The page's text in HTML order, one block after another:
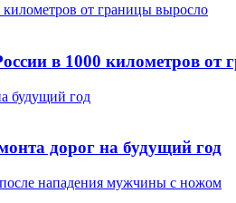
от границы выросло
в 1000 километров от
будущий год
дорог на будущий год
нападения мужчины с ножом